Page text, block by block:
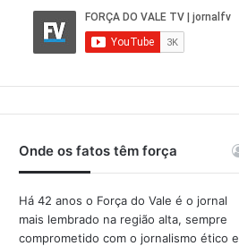
Onde os fatos têm força
Há 42 anos o Força do Vale é o jornal
mais lembrado na região alta, sempre
comprometido com o jornalismo ético e